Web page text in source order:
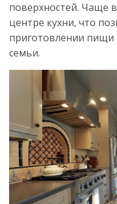
поверхностей. Чаще
центре кухни, что
приготовлении пищи
семьи.